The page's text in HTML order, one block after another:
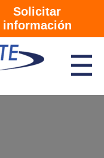
Solicitar
información
☰